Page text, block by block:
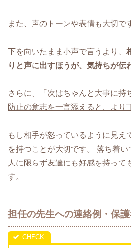
また、声のトーンや表情も大切で
下を向いたまま小声で言うより、
りと声に出すほうが、気持ちが伝
さらに、「次はちゃんと大事に持
防止の意志を一言添えると、より
もし相手が怒っているように見え
を持つことが大切です。 落ち着
人に限らず友達にも好感を持って
す。
担任の先生への連絡例・保